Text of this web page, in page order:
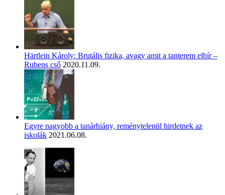
Härtlein Károly: Brutális fizika, avagy amit a tanterem elbír –
Rubens cső 2020.11.09.
Egyre nagyobb a tanárhiány, reménytelenül hirdetnek az
iskolák 2021.06.08.